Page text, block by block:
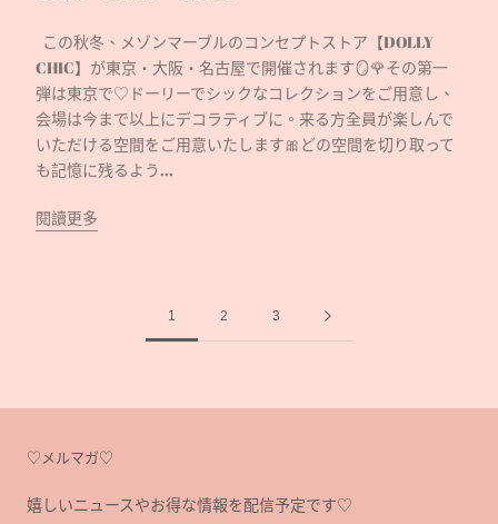
この秋冬、メゾンマーブルのコンセプトストア【DOLLY
CHIC】が東京・大阪・名古屋で開催されます🪞🌹その第一
弾は東京で♡ドーリーでシックなコレクションをご用意し、
会場は今まで以上にデコラティブに。来る方全員が楽しんで
いただける空間をご用意いたします🎀どの空間を切り取って
も記憶に残るよう...
閱讀更多
1 2 3
♡メルマガ♡
嬉しいニュースやお得な情報を配信予定です♡